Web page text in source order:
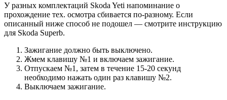
У разных комплектаций Skoda Yeti напоминание о
прохождение тех. осмотра сбивается по-разному. Если
описанный ниже способ не подошел — смотрите инструкцию
для Skoda Superb.
Зажигание должно быть выключено.
Жмем клавишу №1 и включаем зажигание.
Отпускаем №1, затем в течение 15-20 секунд
необходимо нажать один раз клавишу №2.
Выключаем зажигание.